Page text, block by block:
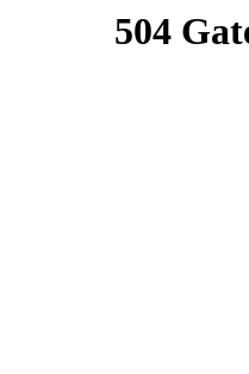
504